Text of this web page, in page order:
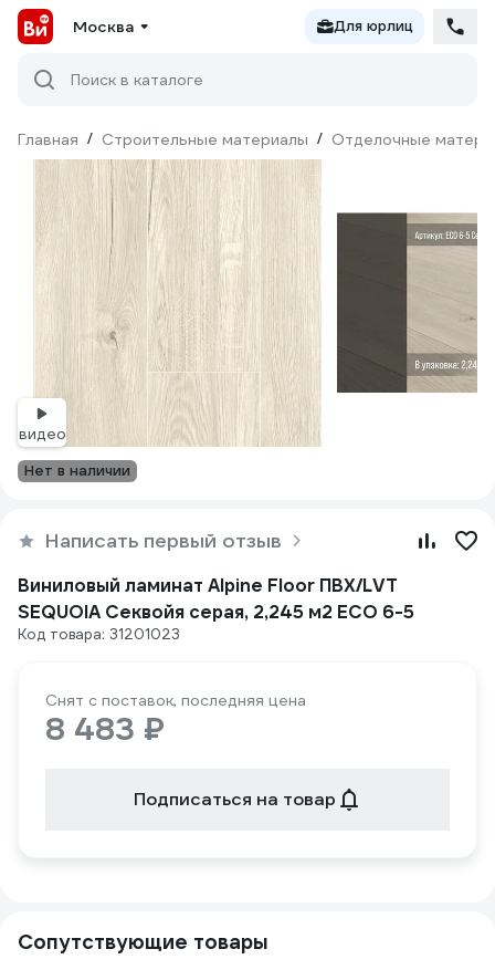
Москва Для юрлиц
Поиск в каталоге
Главная / Строительные материалы / Отделочные
видео
Нет в наличии
Написать первый отзыв
Виниловый ламинат Alpine Floor ПВХ/LVT
SEQUOIA Секвойя серая, 2,245 м2 ЕСО 6-5
Код товара: 31201023
Снят с поставок, последняя цена
8 483 ₽
Подписаться на товар
Сопутствующие товары